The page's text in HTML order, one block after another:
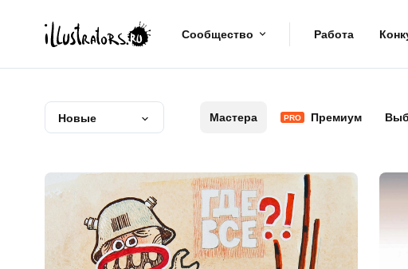
Сообщество Работа
Новые Мастера PRO Премиум